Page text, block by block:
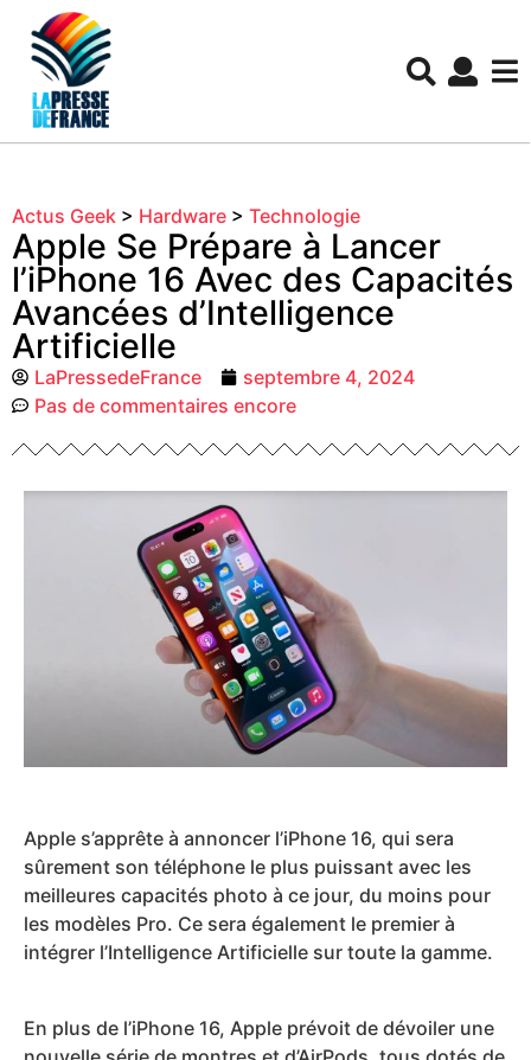
Actus Geek > Hardware > Technologie
Apple Se Prépare à Lancer
l’iPhone 16 Avec des Capacités
Avancées d’Intelligence
Artificielle
LaPressedeFrance
septembre 4, 2024
Pas de commentaires encore
Apple s’apprête à annoncer l’iPhone 16, qui sera
sûrement son téléphone le plus puissant avec les
meilleures capacités photo à ce jour, du moins pour
les modèles Pro. Ce sera également le premier à
intégrer l’Intelligence Artificielle sur toute la gamme.
En plus de l’iPhone 16, Apple prévoit de dévoiler une